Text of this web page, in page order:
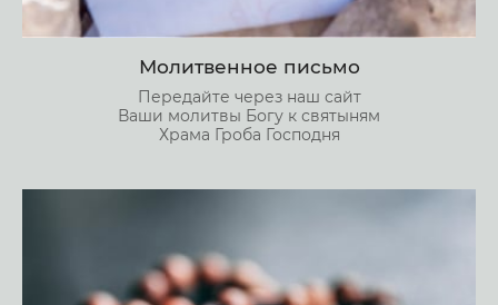
Молитвенное письмо
Передайте через наш сайт
Ваши молитвы Богу к святыням
Храма Гроба Господня